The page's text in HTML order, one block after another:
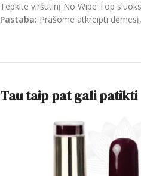
Tepkite viršutinį No Wipe Top
Pastaba: Prašome atkreipti
Tau taip pat gali patikti